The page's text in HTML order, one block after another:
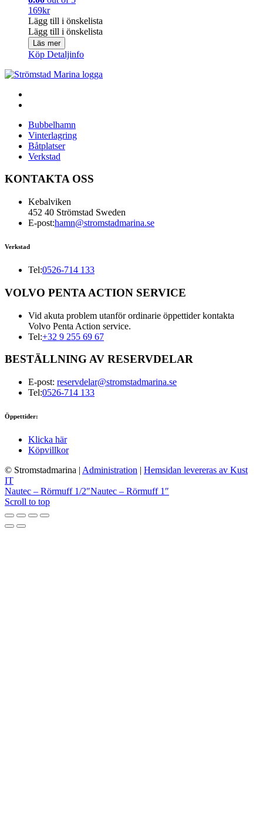
169kr
Lägg till i önskelista
Lägg till i önskelista
Läs mer
Köp Detaljinfo
Bubbelhamn
Vinterlagring
Båtplatser
Verkstad
KONTAKTA OSS
Kebalviken
452 40 Strömstad Sweden
E-post:hamn@stromstadmarina.se
Verkstad
Tel:0526-714 133
VOLVO PENTA ACTION SERVICE
Vid akuta problem utanför ordinarie öppettider kontakta
Volvo Penta Action service.
Tel:+32 9 255 69 67
BESTÄLLNING AV RESERVDELAR
E-post: reservdelar@stromstadmarina.se
Tel:0526-714 133
Öppettider:
Klicka här
Köpvillkor
© Stromstadmarina | Administration | Hemsidan levereras av Kust
IT
Nautec – Rörmuff 1/2″Nautec – Rörmuff 1″
Scroll to top